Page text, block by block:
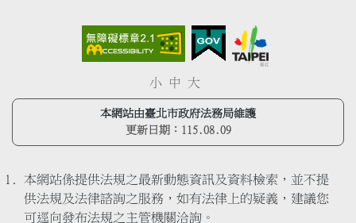
小 中 大
本網站由臺北市政府法務局維護
更新日期： 115.08.09
本網站係提供法規之最新動態資訊及資料檢索，並不提
供法規及法律諮詢之服務，如有法律上的疑義，建議您
可逕向發布法規之主管機關洽詢。